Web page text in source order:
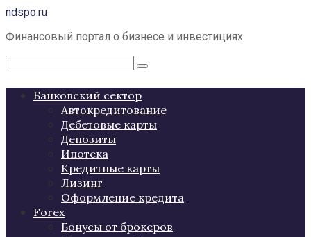
Перейти
контенту
ndspo.ru
Финансовый портал о бизнесе и инвестициях
Поиск:
Банковский сектор
Автокредитование
Дебетовые карты
Депозиты
Ипотека
Кредитные карты
Лизинг
Оформление кредита
Forex
Бонусы от брокеров